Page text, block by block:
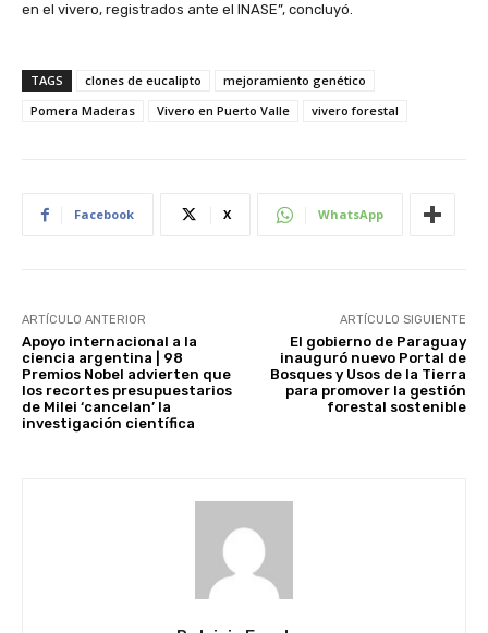
en el vivero, registrados ante el INASE”, concluyó.
TAGS clones de eucalipto
mejoramiento genético
Pomera Maderas
Vivero en Puerto Valle vivero forestal
Facebook X WhatsApp
ARTÍCULO ANTERIOR
Apoyo internacional a la
ciencia argentina | 98
Premios Nobel advierten que
los recortes presupuestarios
de Milei ‘cancelan’ la
investigación científica
ARTÍCULO SIGUIENTE
El gobierno de Paraguay
inauguró nuevo Portal de
Bosques y Usos de la Tierra
para promover la gestión
forestal sostenible